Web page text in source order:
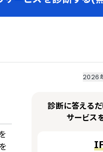
2026
一部
PRONIアイミツ
業界DX最強ナビ
診断に答える
サービス